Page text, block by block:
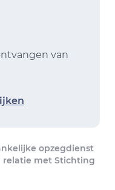
van
opzegdienst
relatie met Stichting